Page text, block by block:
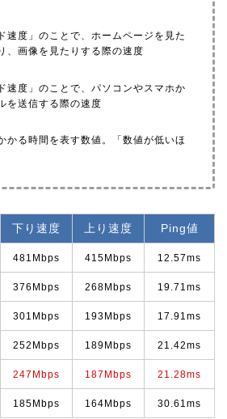
速度」のことで、ホームページを見た
、画像を見たりする際の速度
速度」のことで、パソコンやスマホか
を送信する際の速度
かる時間を表す数値。「数値が低いほ
下り速度 上り速度 Ping値
481Mbps 415Mbps 12.57ms
376Mbps 268Mbps 19.71ms
301Mbps 193Mbps 17.91ms
252Mbps 189Mbps 21.42ms
247Mbps 187Mbps 21.28ms
185Mbps 164Mbps 30.61ms